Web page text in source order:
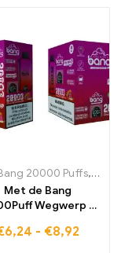
Zweden,
20000 Puffs,
Met de Bang
Wegwerp E-
mix van
6,24 - €8,92